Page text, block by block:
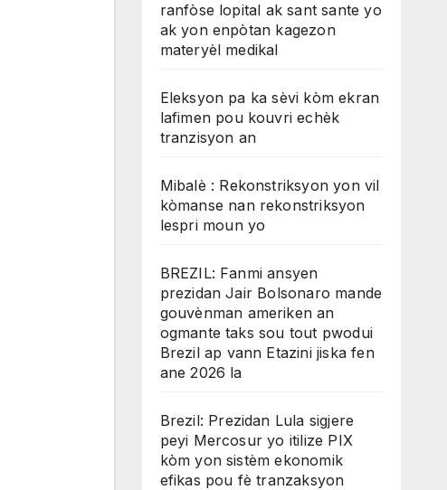
ranfòse lopital ak sant sante yo
ak yon enpòtan kagezon
materyèl medikal
Eleksyon pa ka sèvi kòm ekran
lafimen pou kouvri echèk
tranzisyon an
Mibalè : Rekonstriksyon yon vil
kòmanse nan rekonstriksyon
lespri moun yo
BREZIL: Fanmi ansyen
prezidan Jair Bolsonaro mande
gouvènman ameriken an
ogmante taks sou tout pwodui
Brezil ap vann Etazini jiska fen
ane 2026 la
Brezil: Prezidan Lula sigjere
peyi Mercosur yo itilize PIX
kòm yon sistèm ekonomik
efikas pou fè tranzaksyon